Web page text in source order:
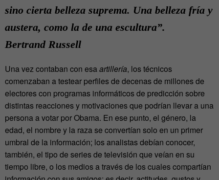
sino cierta belleza suprema. Una belleza fría y
austera, como la de una escultura”.
Bertrand Russell
Una vez contaban con esaartillería, los técnicos
comenzaban a testear perfiles de decenas de millones de
electores con programas informáticos de predicción sobre
distintas reacciones y motivaciones que podrían llevar a una
persona a votar por Obama. En ese punto, el género, la
edad, el nombre y la raza se convertían solo en un primer
umbral de la información; los analistas debían conocer,
también, el tipo de series de televisión que veían en su
tiempo libre, o los medios a través de los cuales compartían